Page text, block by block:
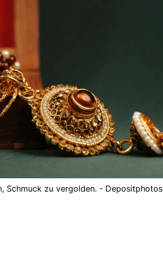
Schmuck zu vergolden. - Depositphotos